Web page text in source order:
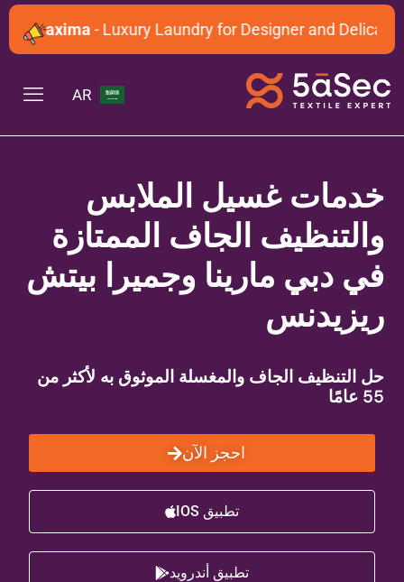
Maxima- Luxury Laundry for Designer and Delicate
AR
خدمات غسيل الملابس
والتنظيف الجاف الممتازة
في دبي مارينا وجميرا بيتش
ريزيدنس
حل التنظيف الجاف والمغسلة الموثوق به لأكثر من
55 عامًا
احجز الآن
تطبيق IOS
تطبيق أندرويد